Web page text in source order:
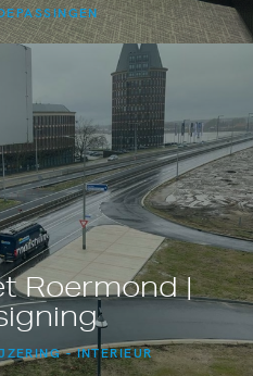
Roermond |
INTERIEUR